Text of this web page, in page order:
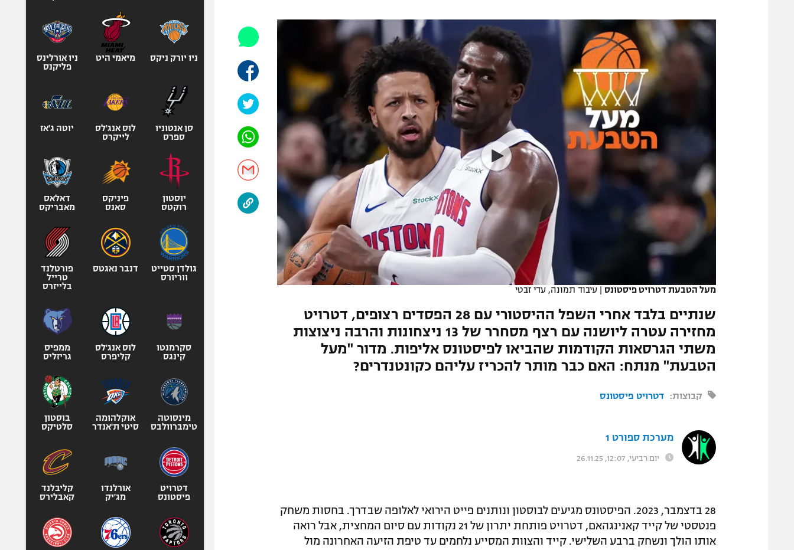
תקנון משתתפים וזוכים בפרסים
תקנון עבור פעילות אלקטרה
תקנון עבור פעילות ספורט 1 – "מרלן"
תנאי שימוש
מדיניות פרטיות
תקנון פעילות ספורט 1
רשיון להקרנה פומבית לבית עסק
הצטרפות לחבילת הערוצים
לוח דרושים – ג'ובנט
הפועל תל אביב
הפועל חיפה
הפועל באר שבע
בני יהודה
ליגה סינית
ליגה ברזילאית
ליגות נוספות
אופניים
ספורט מוטורי
כדורמים
בייסבול MLB
ספורט אתגרי
אומנויות לחימה
מעל הטבעת דטרויט פיסטונס | עיבוד תמונה, עדי זבטי
שנתיים בלבד אחרי השפל ההיסטורי עם 28 הפסדים רצופים, דטרויט
מחזירה עטרה ליושנה עם רצף מסחרר של 13 ניצחונות והרבה ניצוצות
משתי הגרסאות הקודמות שהביאו לפיסטונס אליפות. מדור "מעל
הטבעת" מנתח: האם כבר מותר להכריז עליהם כקונטנדרים?
קבוצות: דטרויט פיסטונס
מערכת ספורט 1
יום רביעי, 12:07, 26.11.25
28 בדצמבר, 2023. הפיסטונס מגיעים לבוסטון ונותנים פייט הירואי לאלופה שבדרך. בחסות משחק
פנטסטי של קייד קאנינגהאם, דטרויט פותחת יתרון של 21 נקודות עם סיום המחצית, אבל רואה
אותו הולך ונשחק ברבע השלישי. קייד והצוות המסייע נלחמים עד טיפת הזיעה האחרונה מול
ניו יורק ניקס מיאמי היט
ניו אורלינס
פליקנס
סן אנטוניו
ספרס
לוס אנג'לס
לייקרס
יוטה ג'אז
יוסטון
רוקטס
פיניקס
סאנס
דאלאס
מאבריקס
גולדן סטייט
ווריורס
דנבר נאגטס
פורטלנד
טרייל
בלייזרס
סקרמנטו
קינגס
לוס אנג'לס
קליפרס
ממפיס
גריזליס
מינסוטה
טימברוולבס
אוקלהומה
סיטי ת'אנדר
בוסטון
סלטיקס
דטרויט
פיסטונס
אורלנדו
מג'יק
קליבלנד
קאבלירס